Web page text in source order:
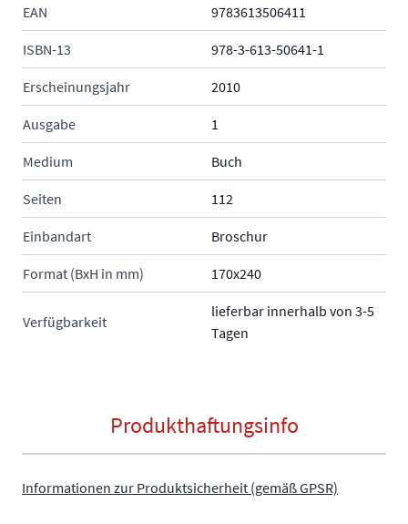
EAN 9783613506411
ISBN-13 978-3-613-50641-1
Erscheinungsjahr 2010
Ausgabe 1
Medium Buch
Seiten 112
Einbandart Broschur
Format (BxH in mm) 170x240
Verfügbarkeit
lieferbar innerhalb von 3-5
Tagen
Produkthaftungsinfo
Informationen zur Produktsicherheit (gemäß GPSR)